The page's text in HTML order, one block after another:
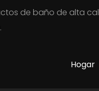
de baño de alta
Hogar